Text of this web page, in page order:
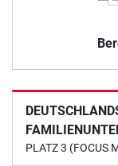
PLATZ 3 (FOCUS